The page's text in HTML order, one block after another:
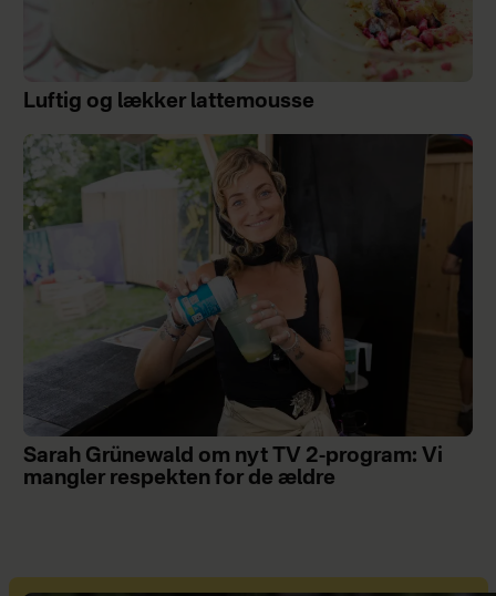
Luftig og lækker lattemousse
Sarah Grünewald om nyt TV 2-program: Vi
mangler respekten for de ældre